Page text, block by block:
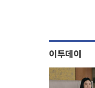
이투데이